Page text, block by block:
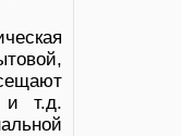
и т.д.